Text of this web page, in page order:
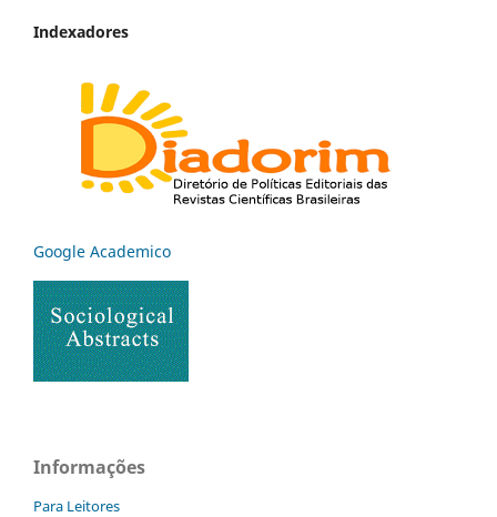
Indexadores
Google Academico
Informações
Para Leitores